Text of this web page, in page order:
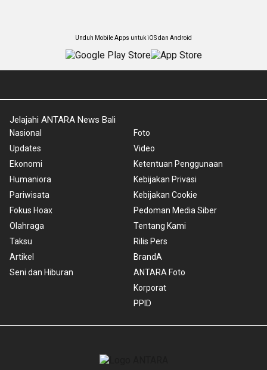
Unduh Mobile Apps untuk iOS dan Android
Jelajahi ANTARA News Bali
Nasional
Updates
Ekonomi
Humaniora
Pariwisata
Fokus Hoax
Olahraga
Taksu
Artikel
Seni dan Hiburan
Foto
Video
Ketentuan Penggunaan
Kebijakan Privasi
Kebijakan Cookie
Pedoman Media Siber
Tentang Kami
Rilis Pers
BrandA
ANTARA Foto
Korporat
PPID